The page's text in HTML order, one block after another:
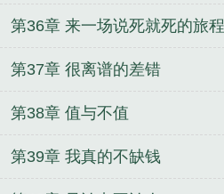
第36章 来一场说死就死的旅程
第37章 很离谱的差错
第38章 值与不值
第39章 我真的不缺钱